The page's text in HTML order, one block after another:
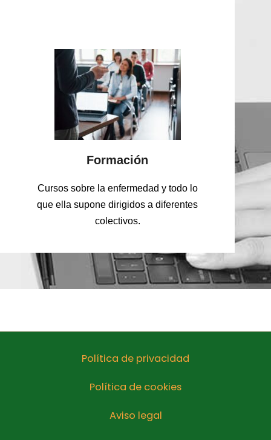
Formación
Cursos sobre la enfermedad y todo lo
que ella supone dirigidos a diferentes
colectivos.
Política de privacidad
Política de cookies
Aviso legal